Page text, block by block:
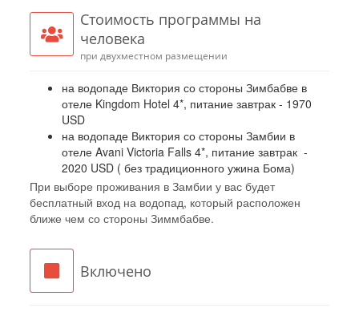
​Стоимость программы на
человека
при двухместном размещении
на водопаде Виктория со стороны Зимбабве в
отеле Kingdom Hotel 4*, питание завтрак - 1970
USD
на водопаде Виктория со стороны Замбии в
отеле Avani Victoria Falls 4*, питание завтрак -
2020 USD ( без традиционного ужина Бома)
При выборе проживания в Замбии у вас будет
бесплатный вход на водопад, который расположен
ближе чем со стороны Зиммбабве.
Включено